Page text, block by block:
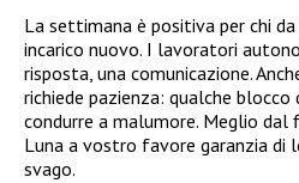
La settimana è positiva per chi
incarico nuovo. I lavoratori
risposta, una comunicazione.
richiede pazienza: qualche
condurre a malumore. Meglio dal
Luna a vostro favore garanzia di
svago.